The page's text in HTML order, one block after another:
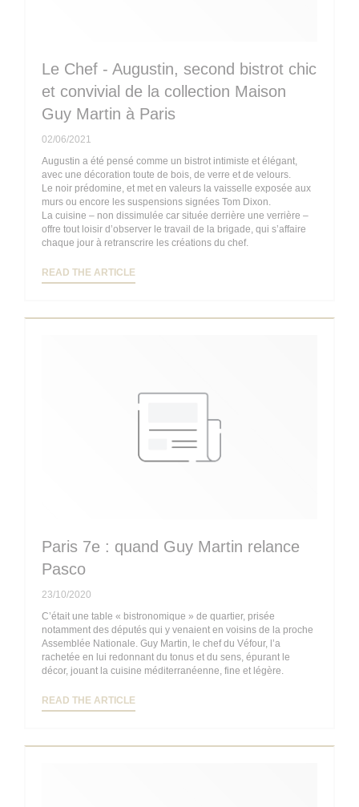
Le Chef - Augustin, second bistrot chic
et convivial de la collection Maison
Guy Martin à Paris
02/06/2021
Augustin a été pensé comme un bistrot intimiste et élégant,
avec une décoration toute de bois, de verre et de velours.
Le noir prédomine, et met en valeurs la vaisselle exposée aux
murs ou encore les suspensions signées Tom Dixon.
La cuisine – non dissimulée car située derrière une verrière –
offre tout loisir d’observer le travail de la brigade, qui s’affaire
chaque jour à retranscrire les créations du chef.
READ THE ARTICLE
Paris 7e : quand Guy Martin relance
Pasco
23/10/2020
C’était une table « bistronomique » de quartier, prisée
notamment des députés qui y venaient en voisins de la proche
Assemblée Nationale. Guy Martin, le chef du Véfour, l’a
rachetée en lui redonnant du tonus et du sens, épurant le
décor, jouant la cuisine méditerranéenne, fine et légère.
READ THE ARTICLE